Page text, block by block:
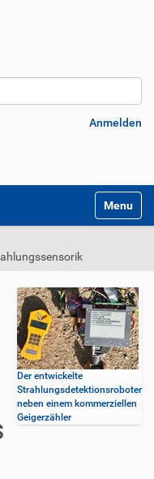
Anmelden
Der entwickelte
Strahlungsdetektionsroboter
neben einem kommerziellen
Geigerzähler